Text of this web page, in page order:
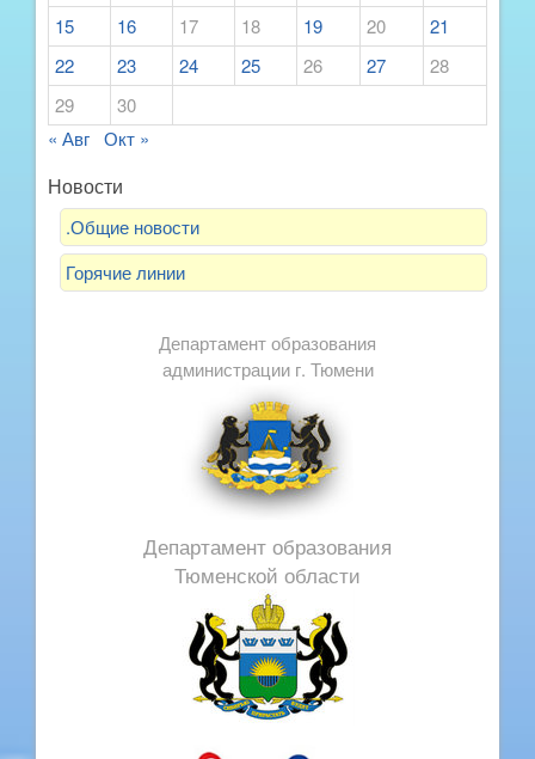
15
16 17 18 19 20
21
22
23 24 25 26 27
28
29
30
« Авг Окт »
Новости
.Общие новости
Горячие линии
Департамент образования
администрации г. Тюмени
Департамент образования
Тюменской области